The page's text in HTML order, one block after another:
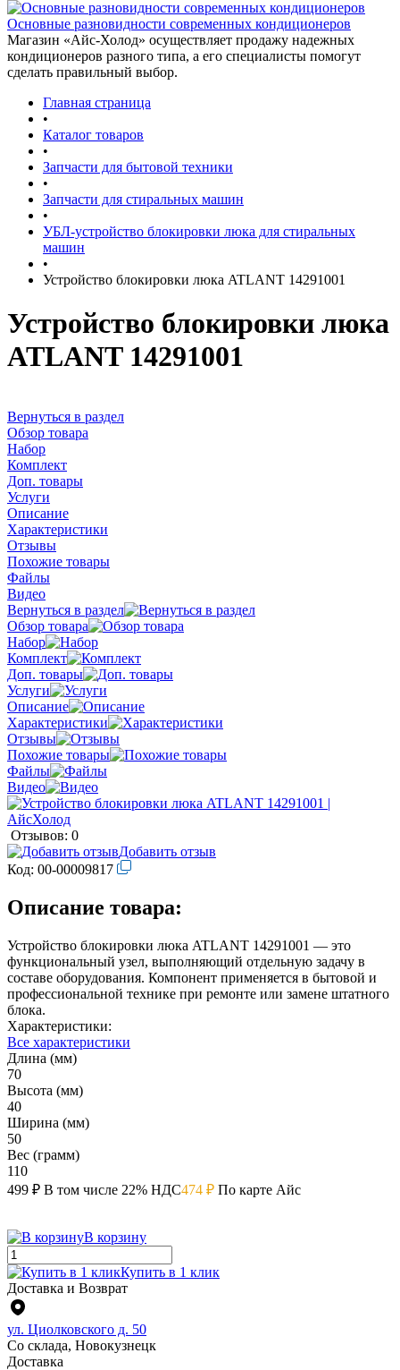
Основные разновидности современных кондиционеров
Магазин «Айс-Холод» осуществляет продажу надежных
кондиционеров разного типа, а его специалисты помогут
сделать правильный выбор.
Главная страница
•
Каталог товаров
•
Запчасти для бытовой техники
•
Запчасти для стиральных машин
•
УБЛ-устройство блокировки люка для стиральных
машин
•
Устройство блокировки люка ATLANT 14291001
Устройство блокировки люка
ATLANT 14291001
Вернуться в раздел
Обзор товара
Набор
Комплект
Доп. товары
Услуги
Описание
Характеристики
Отзывы
Похожие товары
Файлы
Видео
Вернуться в раздел
Обзор товара
Набор
Комплект
Доп. товары
Услуги
Описание
Характеристики
Отзывы
Похожие товары
Файлы
Видео
Отзывов: 0
Добавить отзыв
Код: 00-00009817
Описание товара:
Устройство блокировки люка ATLANT 14291001 — это
функциональный узел, выполняющий отдельную задачу в
составе оборудования. Компонент применяется в бытовой и
профессиональной технике при ремонте или замене штатного
блока.
Характеристики:
Все характеристики
Длина (мм)
70
Высота (мм)
40
Ширина (мм)
50
Вес (грамм)
110
499 ₽ В том числе 22% НДС474 ₽ По карте Айс
В корзину
Купить в 1 клик
Доставка и Возврат
ул. Циолковского д. 50
Со склада, Новокузнецк
Доставка